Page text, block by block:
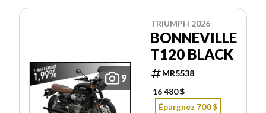
9
TRIUMPH 2026
BONNEVILLE
T120 BLACK
MR5538
16 480 $
Épargnez 700 $